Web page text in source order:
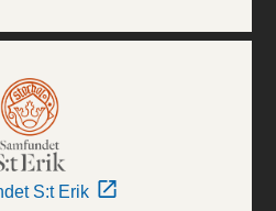
S:t Erik